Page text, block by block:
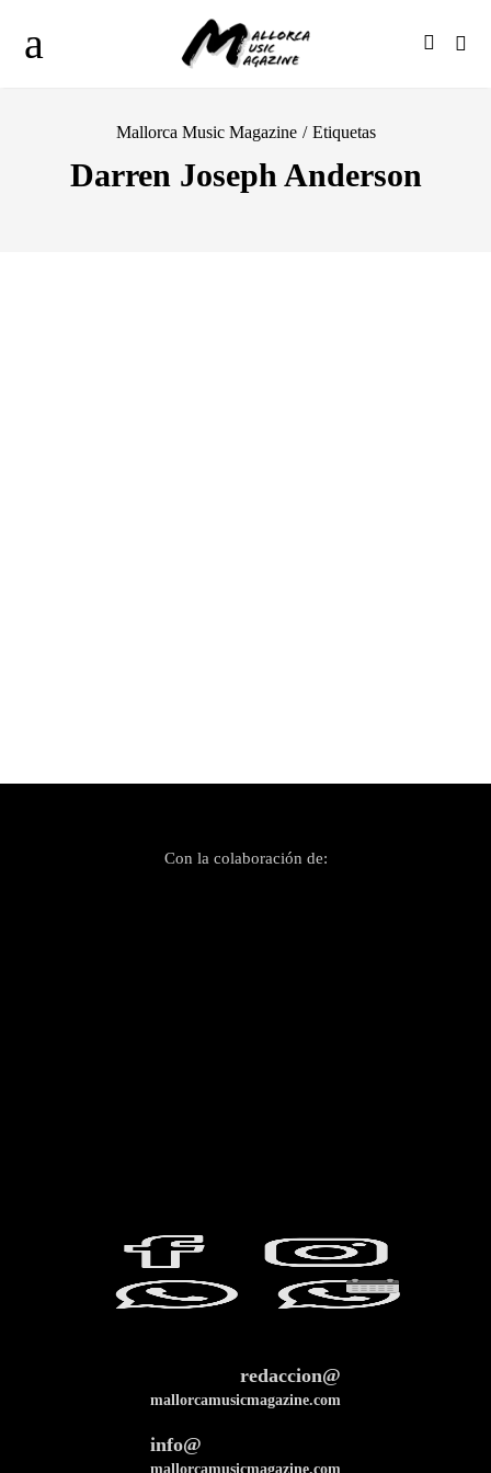
Mallorca Music Magazine / Etiquetas
Darren Joseph Anderson
Con la colaboración de:
redaccion@
mallorcamusicmagazine.com
info@
mallorcamusicmagazine.com